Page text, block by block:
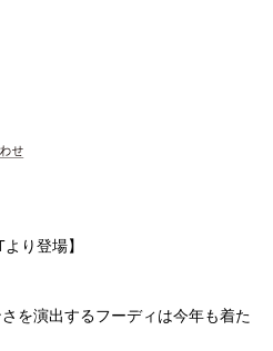
り登場】
を演出するフーディは今年も着た